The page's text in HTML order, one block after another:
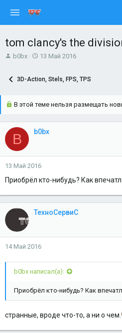
tom clancy's the
А
о
т
ы
b0bx
Д
а
л
а
13 Май 2016
3D-Action, Stels, FPS, TPS
В этой теме нельзя размещать
B b0bx
13 Май 2016
Приобрёл кто-нибудь? Как
ТехноСервиС
14 Май 2016
b0bx написал(а):
Приобрёл кто-нибудь? Как
странные, вроде что-то, а ни о чем.